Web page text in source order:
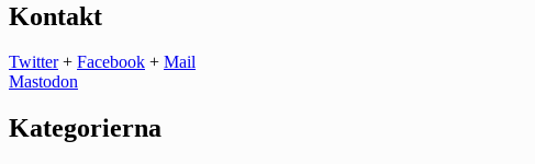
Kontakt
Twitter+ Facebook + Mail
Mastodon
Kategorierna